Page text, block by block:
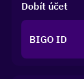
Dobít účet
BIGO ID